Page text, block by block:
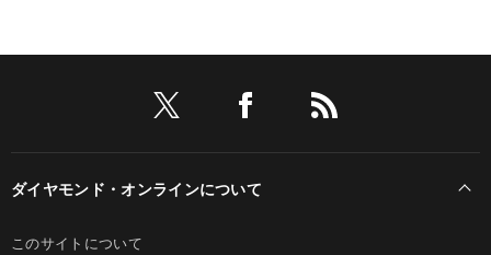
ダイヤモンド・オンラインについて
このサイトについて